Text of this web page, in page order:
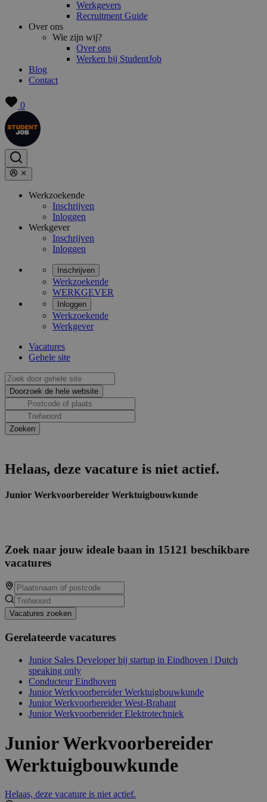
Werkgevers
Recruitment Guide
Over ons
Wie zijn wij?
Over ons
Werken bij StudentJob
Blog
Contact
0
Werkzoekende
Inschrijven
Inloggen
Werkgever
Inschrijven
Inloggen
Inschrijven
Werkzoekende
WERKGEVER
Inloggen
Werkzoekende
Werkgever
Vacatures
Gehele site
Helaas, deze vacature is niet actief.
Junior Werkvoorbereider Werktuigbouwkunde
Zoek naar jouw ideale baan in 15121 beschikbare
vacatures
Vacatures zoeken
Gerelateerde vacatures
Junior Sales Developer bij startup in Eindhoven | Dutch
speaking only
Conducteur Eindhoven
Junior Werkvoorbereider Werktuigbouwkunde
Junior Werkvoorbereider West-Brabant
Junior Werkvoorbereider Elektrotechniek
Junior Werkvoorbereider
Werktuigbouwkunde
Helaas, deze vacature is niet actief.